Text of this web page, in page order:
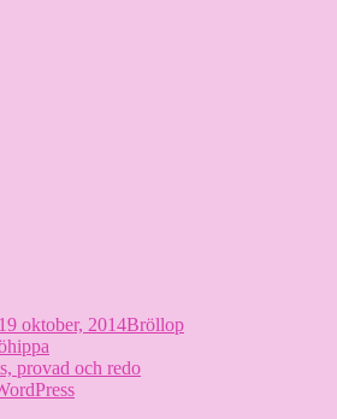
19 oktober, 2014Kategorier
Bröllop
provad och redo